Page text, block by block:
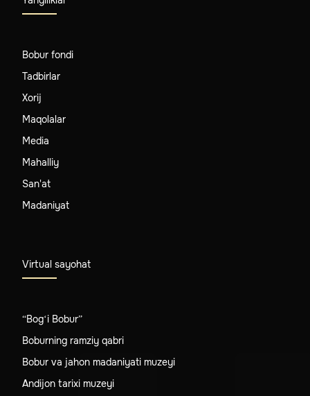
Bobur fondi
Tadbirlar
Xorij
Maqolalar
Media
Mahalliy
San'at
Madaniyat
Virtual sayohat
“Bog‘i Bobur”
Boburning ramziy qabri
Bobur va jahon madaniyati muzeyi
Andijon tarixi muzeyi